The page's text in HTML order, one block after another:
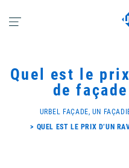
Quel est le
de
URBEL FAÇADE, UN
QUEL EST LE PRIX D’UN